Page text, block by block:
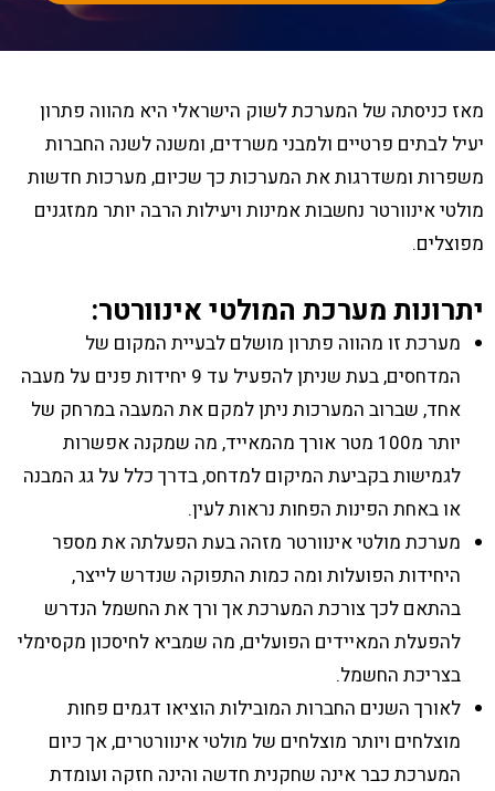
מאז כניסתה של המערכת לשוק הישראלי היא מהווה פתרון
יעיל לבתים פרטיים ולמבני משרדים, ומשנה לשנה החברות
משפרות ומשדרגות את המערכות כך שכיום, מערכות חדשות
מולטי אינוורטר נחשבות אמינות ויעילות הרבה יותר ממזגנים
מפוצלים.
יתרונות מערכת המולטי אינוורטר:
מערכת זו מהווה פתרון מושלם לבעיית המקום של
המדחסים, בעת שניתן להפעיל עד 9 יחידות פנים על מעבה
אחד, שברוב המערכות ניתן למקם את המעבה במרחק של
יותר מ100 מטר אורך מהמאייד, מה שמקנה אפשרות
לגמישות בקביעת המיקום למדחס, בדרך כלל על גג המבנה
או באחת הפינות הפחות נראות לעין.
מערכת מולטי אינוורטר מזהה בעת הפעלתה את מספר
היחידות הפועלות ומה כמות התפוקה שנדרש לייצר,
בהתאם לכך צורכת המערכת אך ורך את החשמל הנדרש
להפעלת המאיידים הפועלים, מה שמביא לחיסכון מקסימלי
בצריכת החשמל.
לאורך השנים החברות המובילות הוציאו דגמים פחות
מוצלחים ויותר מוצלחים של מולטי אינוורטרים, אך כיום
המערכת כבר אינה שחקנית חדשה והינה חזקה ועומדת